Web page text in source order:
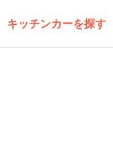
キッチンカーを探す